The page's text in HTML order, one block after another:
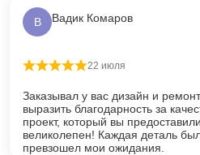
В Вадик Комаров
Оценка5из 5
22 июля
Заказывал у вас дизайн и
выразить благодарность за
проект, который вы
великолепен! Каждая деталь
превзошел мои ожидания.